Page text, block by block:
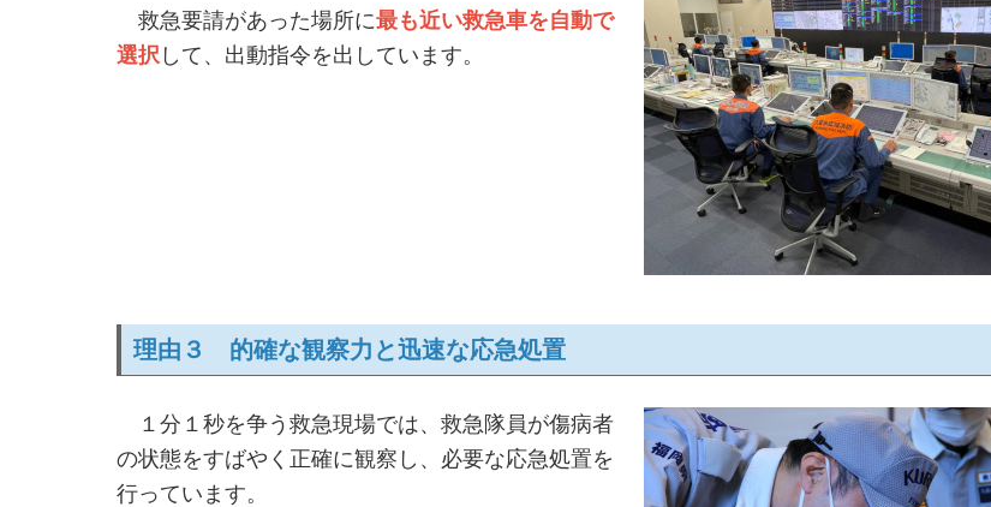
救急要請があった場所に最も近い救急車を自動で
選択 して、出動指令を出しています。
理由３ 的確な観察力と迅速な応急処置
１分１秒を争う救急現場では、救急隊員が傷病者
の状態をすばやく正確に観察し、必要な応急処置を
行っています。